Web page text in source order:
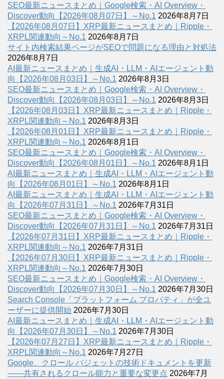
SEO最新ニュースまとめ｜Google検索・AI Overview・
Discover動向【2026年08月07日】～No.1 2026年8月7日
【2026年08月07日】XRP最新ニュースまとめ｜Ripple・
XRPL関連動向～No.1 2026年8月7日
サイト内検索結果ページがSEOで問題になる理由と対処法
2026年8月7日
AI最新ニュースまとめ｜生成AI・LLM・AIエージェント動
向【2026年08月03日】～No.1 2026年8月3日
SEO最新ニュースまとめ｜Google検索・AI Overview・
Discover動向【2026年08月03日】～No.1 2026年8月3日
【2026年08月03日】XRP最新ニュースまとめ｜Ripple・
XRPL関連動向～No.1 2026年8月3日
【2026年08月01日】XRP最新ニュースまとめ｜Ripple・
XRPL関連動向～No.1 2026年8月1日
SEO最新ニュースまとめ｜Google検索・AI Overview・
Discover動向【2026年08月01日】～No.1 2026年8月1日
AI最新ニュースまとめ｜生成AI・LLM・AIエージェント動
向【2026年08月01日】～No.1 2026年8月1日
AI最新ニュースまとめ｜生成AI・LLM・AIエージェント動
向【2026年07月31日】～No.1 2026年7月31日
SEO最新ニュースまとめ｜Google検索・AI Overview・
Discover動向【2026年07月31日】～No.1 2026年7月31日
【2026年07月31日】XRP最新ニュースまとめ｜Ripple・
XRPL関連動向～No.1 2026年7月31日
【2026年07月30日】XRP最新ニュースまとめ｜Ripple・
XRPL関連動向～No.1 2026年7月30日
SEO最新ニュースまとめ｜Google検索・AI Overview・
Discover動向【2026年07月30日】～No.1 2026年7月30日
Search Console「プラットフォーム プロパティ」が全ユ
ーザーに提供開始 2026年7月30日
AI最新ニュースまとめ｜生成AI・LLM・AIエージェント動
向【2026年07月30日】～No.1 2026年7月30日
【2026年07月27日】XRP最新ニュースまとめ｜Ripple・
XRPL関連動向～No.1 2026年7月27日
Google、クロール バジェットの技術ドキュメントを更新
――共有されるクロール能力と重要な変更点 2026年7月